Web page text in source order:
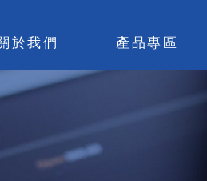
於我們 產品專區